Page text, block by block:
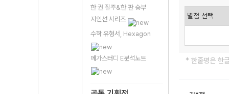
한 권 질주&한 판 승부
지인선 시리즈
수학 유형서, Hexagon
메가스터디 E분석노트 * 한줄평은 한